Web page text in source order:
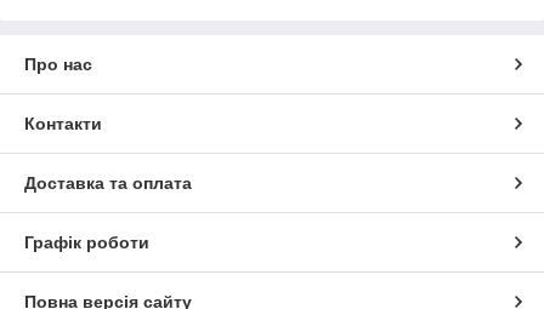
Про нас
Контакти
Доставка та оплата
Графік роботи
Повна версія сайту